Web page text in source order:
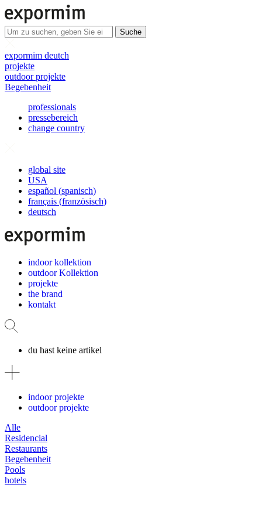
Suche
expormim deutch
projekte
outdoor projekte
Begebenheit
professionals
pressebereich
change country
global site
USA
español (spanisch)
français (französisch)
deutsch
indoor kollektion
outdoor Kollektion
projekte
the brand
kontakt
du hast keine artikel
indoor projekte
outdoor projekte
Alle
Residencial
Restaurants
Begebenheit
Pools
hotels